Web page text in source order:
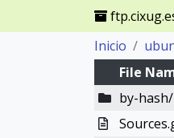
Inicio
File
by-hash/